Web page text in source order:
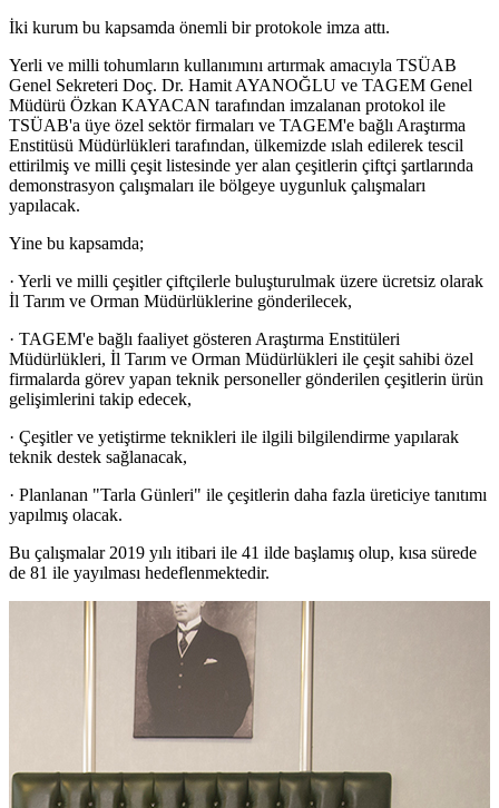
İki kurum bu kapsamda önemli bir protokole imza attı.
Yerli ve milli tohumların kullanımını artırmak amacıyla TSÜAB
Genel Sekreteri Doç. Dr. Hamit AYANOĞLU ve TAGEM Genel
Müdürü Özkan KAYACAN tarafından imzalanan protokol ile
TSÜAB'a üye özel sektör firmaları ve TAGEM'e bağlı Araştırma
Enstitüsü Müdürlükleri tarafından, ülkemizde ıslah edilerek tescil
ettirilmiş ve milli çeşit listesinde yer alan çeşitlerin çiftçi şartlarında
demonstrasyon çalışmaları ile bölgeye uygunluk çalışmaları
yapılacak.
Yine bu kapsamda;
· Yerli ve milli çeşitler çiftçilerle buluşturulmak üzere ücretsiz olarak
İl Tarım ve Orman Müdürlüklerine gönderilecek,
· TAGEM'e bağlı faaliyet gösteren Araştırma Enstitüleri
Müdürlükleri, İl Tarım ve Orman Müdürlükleri ile çeşit sahibi özel
firmalarda görev yapan teknik personeller gönderilen çeşitlerin ürün
gelişimlerini takip edecek,
· Çeşitler ve yetiştirme teknikleri ile ilgili bilgilendirme yapılarak
teknik destek sağlanacak,
· Planlanan "Tarla Günleri" ile çeşitlerin daha fazla üreticiye tanıtımı
yapılmış olacak.
Bu çalışmalar 2019 yılı itibari ile 41 ilde başlamış olup, kısa sürede
de 81 ile yayılması hedeflenmektedir.